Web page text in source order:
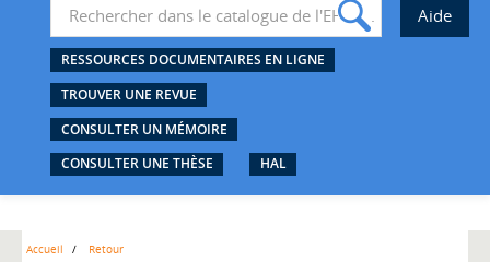
RESSOURCES DOCUMENTAIRES EN LIGNE
TROUVER UNE REVUE
CONSULTER UN MÉMOIRE
CONSULTER UNE THÈSE
HAL
Accueil Retour